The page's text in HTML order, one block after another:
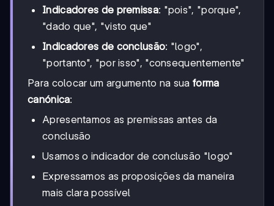
Indicadores de premissa: "pois", "porque",
"dado que", "visto que"
Indicadores de conclusão: "logo",
"portanto", "por isso", "consequentemente"
Para colocar um argumento na sua forma
canónica:
Apresentamos as premissas antes da
conclusão
Usamos o indicador de conclusão "logo"
Expressamos as proposições da maneira
mais clara possível